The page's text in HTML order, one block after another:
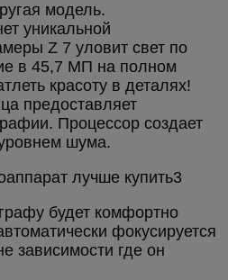
модель.
уникальной
Z 7 уловит свет по
в 45,7 МП на полном
красоту в деталях!
предоставляет
Процессор создает
шума.
будет комфортно
фокусируется
зависимости где он